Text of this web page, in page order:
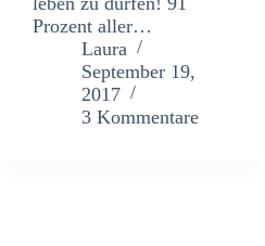
Prozent aller…
Laura
September 19,
2017
3 Kommentare